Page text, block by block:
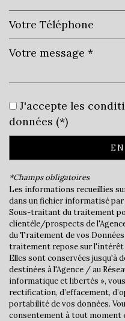
Bar
Collège
École maternelle
École primaire
Enseignement
Lycée
Gare ferroviaire
Bureau de poste
Presse et Tabac
J'accepte les
données (*)
*Champs obligatoires
Les informations recueillies
dans un fichier informatisé
Sous-traitant du traitement
clientèle/prospects de
du Traitement de vos
traitement repose sur l'intérêt
Elles sont conservées jusqu'à
destinées à l'Agence / au
informatique et libertés »,
rectification, d’effacement,
portabilité de vos données.
consentement à tout moment